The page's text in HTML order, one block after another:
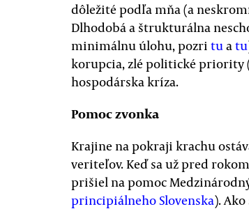
dôležité podľa mňa (a
Dlhodobá a štrukturálna
minimálnu úlohu, pozri tuatu
korupcia, zlé politické priority
hospodárska kríza.
Pomoc zvonka
Krajine na pokraji krachu
veriteľov. Keď sa už pred
prišiel na pomoc
principiálneho Slovenska).